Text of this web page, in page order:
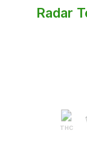
Radar
THC